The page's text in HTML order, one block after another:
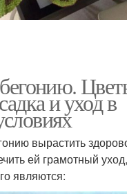
и уход в
вырастить
ей грамотный
являются: